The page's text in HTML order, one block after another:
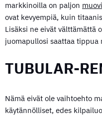
markkinoilla on paljon
ovat kevyempiä, kuin
Lisäksi ne eivät välttämättä
juomapullosi saattaa tippua
TUBULAR-
Nämä eivät ole vaihtoehto
käytännölliset, edes